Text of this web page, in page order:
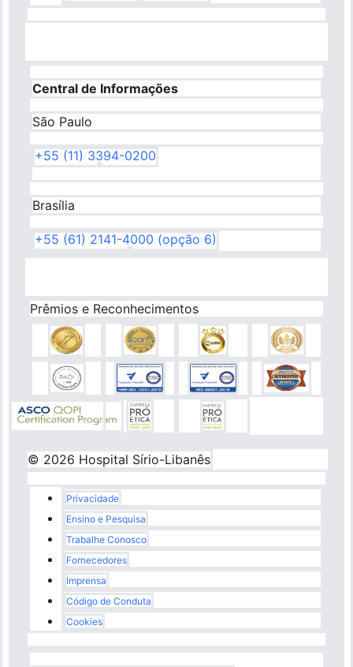
Central de Informações
São Paulo
+55 (11) 3394-0200
Brasília
+55 (61) 2141-4000 (opção 6)
Prêmios e Reconhecimentos
© 2026 Hospital Sírio-Libanês
Rodapé
Privacidade
Ensino e Pesquisa
Trabalhe Conosco
Fornecedores
Imprensa
Código de Conduta
Cookies